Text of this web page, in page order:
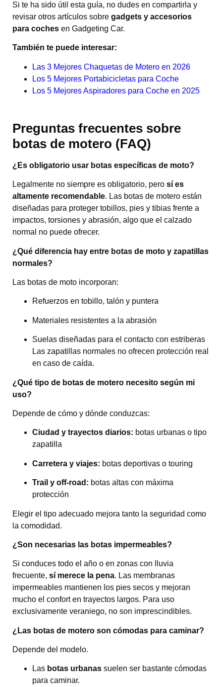
Si te ha sido útil esta guía, no dudes en compartirla y
revisar otros artículos sobre gadgets y accesorios
para coches en Gadgeting Car.
También te puede interesar:
Las 3 Mejores Chaquetas de Motero en 2026
Los 5 Mejores Portabicicletas para Coche
Los 5 Mejores Aspiradores para Coche en 2025
Preguntas frecuentes sobre
botas de motero (FAQ)
¿Es obligatorio usar botas específicas de moto?
Legalmente no siempre es obligatorio, pero sí es
altamente recomendable. Las botas de motero están
diseñadas para proteger tobillos, pies y tibias frente a
impactos, torsiones y abrasión, algo que el calzado
normal no puede ofrecer.
¿Qué diferencia hay entre botas de moto y zapatillas
normales?
Las botas de moto incorporan:
Refuerzos en tobillo, talón y puntera
Materiales resistentes a la abrasión
Suelas diseñadas para el contacto con estriberas
Las zapatillas normales no ofrecen protección real
en caso de caída.
¿Qué tipo de botas de motero necesito según mi
uso?
Depende de cómo y dónde conduzcas:
Ciudad y trayectos diarios: botas urbanas o tipo
zapatilla
Carretera y viajes: botas deportivas o touring
Trail y off-road: botas altas con máxima
protección
Elegir el tipo adecuado mejora tanto la seguridad como
la comodidad.
¿Son necesarias las botas impermeables?
Si conduces todo el año o en zonas con lluvia
frecuente, sí merece la pena. Las membranas
impermeables mantienen los pies secos y mejoran
mucho el confort en trayectos largos. Para uso
exclusivamente veraniego, no son imprescindibles.
¿Las botas de motero son cómodas para caminar?
Depende del modelo.
Las botas urbanas suelen ser bastante cómodas
para caminar.